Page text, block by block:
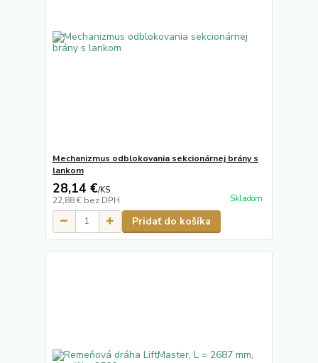
Mechanizmus odblokovania sekcionárnej brány s
lankom
28,14 €/KS
22,88 € bez DPH Skladom
Pridať do košíka